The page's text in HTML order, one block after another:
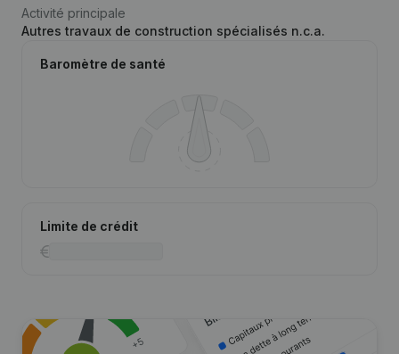
Activité principale
Autres travaux de construction spécialisés n.c.a.
Baromètre de santé
Limite de crédit